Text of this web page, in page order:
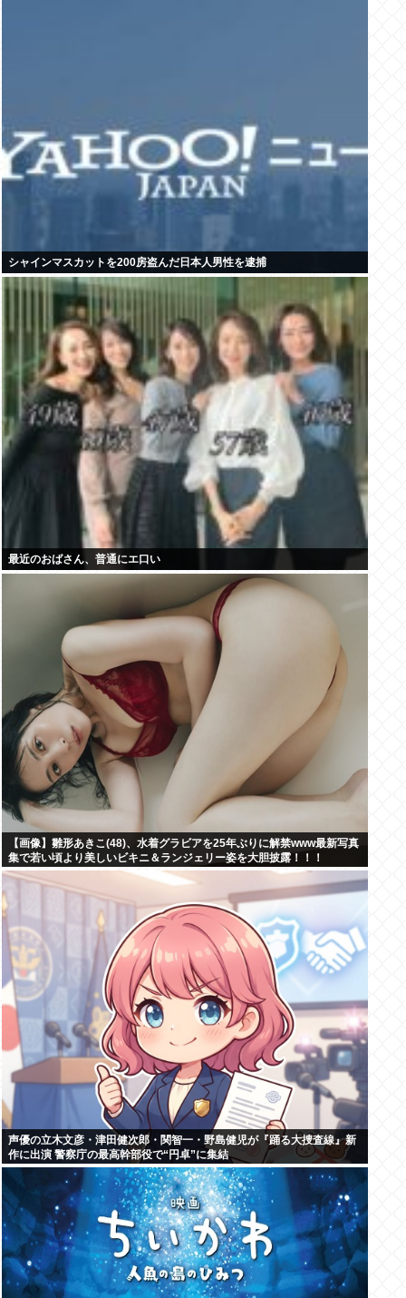
シャインマスカットを200房盗んだ日本人男性を逮捕
最近のおばさん、普通にエ口い
【画像】雛形あきこ(48)、水着グラビアを25年ぶりに解禁www最新写真
集で若い頃より美しいビキニ＆ランジェリー姿を大胆披露！！！
声優の立木文彦・津田健次郎・関智一・野島健児が『踊る大捜査線』新
作に出演 警察庁の最高幹部役で“円卓”に集結